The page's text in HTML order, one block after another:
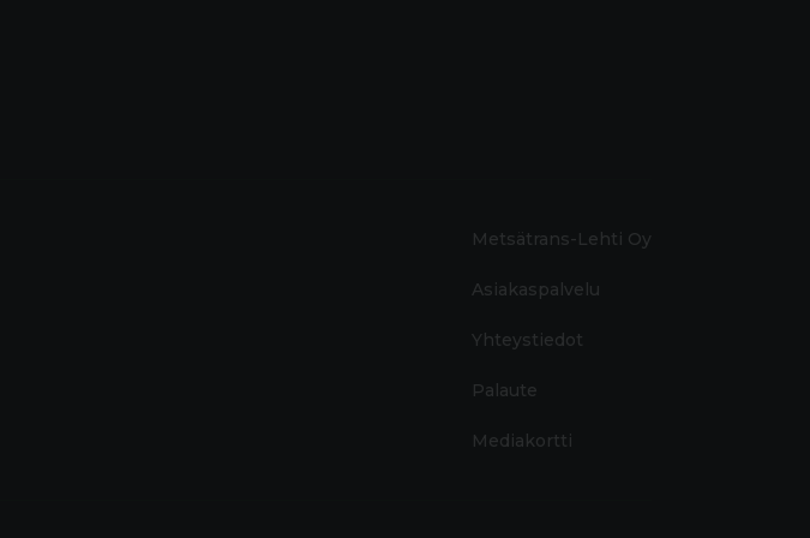
Metsätrans-Lehti Oy
Asiakaspalvelu
Yhteystiedot
Palaute
Mediakortti